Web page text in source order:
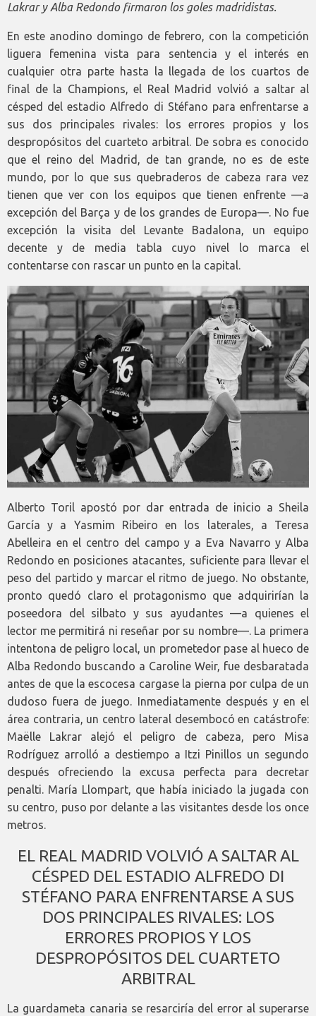
Lakrar y Alba Redondo firmaron los goles madridistas.
En este anodino domingo de febrero, con la competición
liguera femenina vista para sentencia y el interés en
cualquier otra parte hasta la llegada de los cuartos de
final de la Champions, el Real Madrid volvió a saltar al
césped del estadio Alfredo di Stéfano para enfrentarse a
sus dos principales rivales: los errores propios y los
despropósitos del cuarteto arbitral. De sobra es conocido
que el reino del Madrid, de tan grande, no es de este
mundo, por lo que sus quebraderos de cabeza rara vez
tienen que ver con los equipos que tienen enfrente —a
excepción del Barça y de los grandes de Europa—. No fue
excepción la visita del Levante Badalona, un equipo
decente y de media tabla cuyo nivel lo marca el
contentarse con rascar un punto en la capital.
Alberto Toril apostó por dar entrada de inicio a Sheila
García y a Yasmim Ribeiro en los laterales, a Teresa
Abelleira en el centro del campo y a Eva Navarro y Alba
Redondo en posiciones atacantes, suficiente para llevar el
peso del partido y marcar el ritmo de juego. No obstante,
pronto quedó claro el protagonismo que adquirirían la
poseedora del silbato y sus ayudantes —a quienes el
lector me permitirá ni reseñar por su nombre—. La primera
intentona de peligro local, un prometedor pase al hueco de
Alba Redondo buscando a Caroline Weir, fue desbaratada
antes de que la escocesa cargase la pierna por culpa de un
dudoso fuera de juego. Inmediatamente después y en el
área contraria, un centro lateral desembocó en catástrofe:
Maëlle Lakrar alejó el peligro de cabeza, pero Misa
Rodríguez arrolló a destiempo a Itzi Pinillos un segundo
después ofreciendo la excusa perfecta para decretar
penalti. María Llompart, que había iniciado la jugada con
su centro, puso por delante a las visitantes desde los once
metros.
EL REAL MADRID VOLVIÓ A SALTAR AL
CÉSPED DEL ESTADIO ALFREDO DI
STÉFANO PARA ENFRENTARSE A SUS
DOS PRINCIPALES RIVALES: LOS
ERRORES PROPIOS Y LOS
DESPROPÓSITOS DEL CUARTETO
ARBITRAL
La guardameta canaria se resarciría del error al superarse